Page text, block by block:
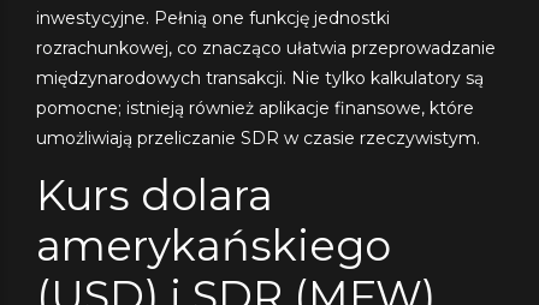
inwestycyjne. Pełnią one funkcję jednostki
rozrachunkowej, co znacząco ułatwia przeprowadzanie
międzynarodowych transakcji. Nie tylko kalkulatory są
pomocne; istnieją również aplikacje finansowe, które
umożliwiają przeliczanie SDR w czasie rzeczywistym.
Kurs dolara
amerykańskiego